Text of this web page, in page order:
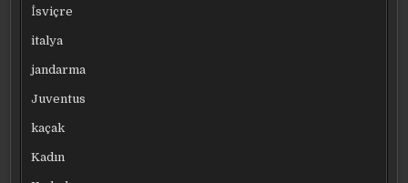
İsviçre
italya
jandarma
Juventus
kaçak
Kadın